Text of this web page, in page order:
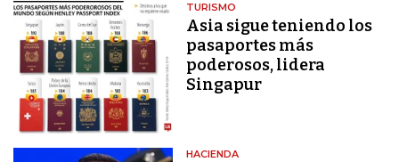
TURISMO
Asia sigue teniendo los
pasaportes más
poderosos, lidera
Singapur
HACIENDA